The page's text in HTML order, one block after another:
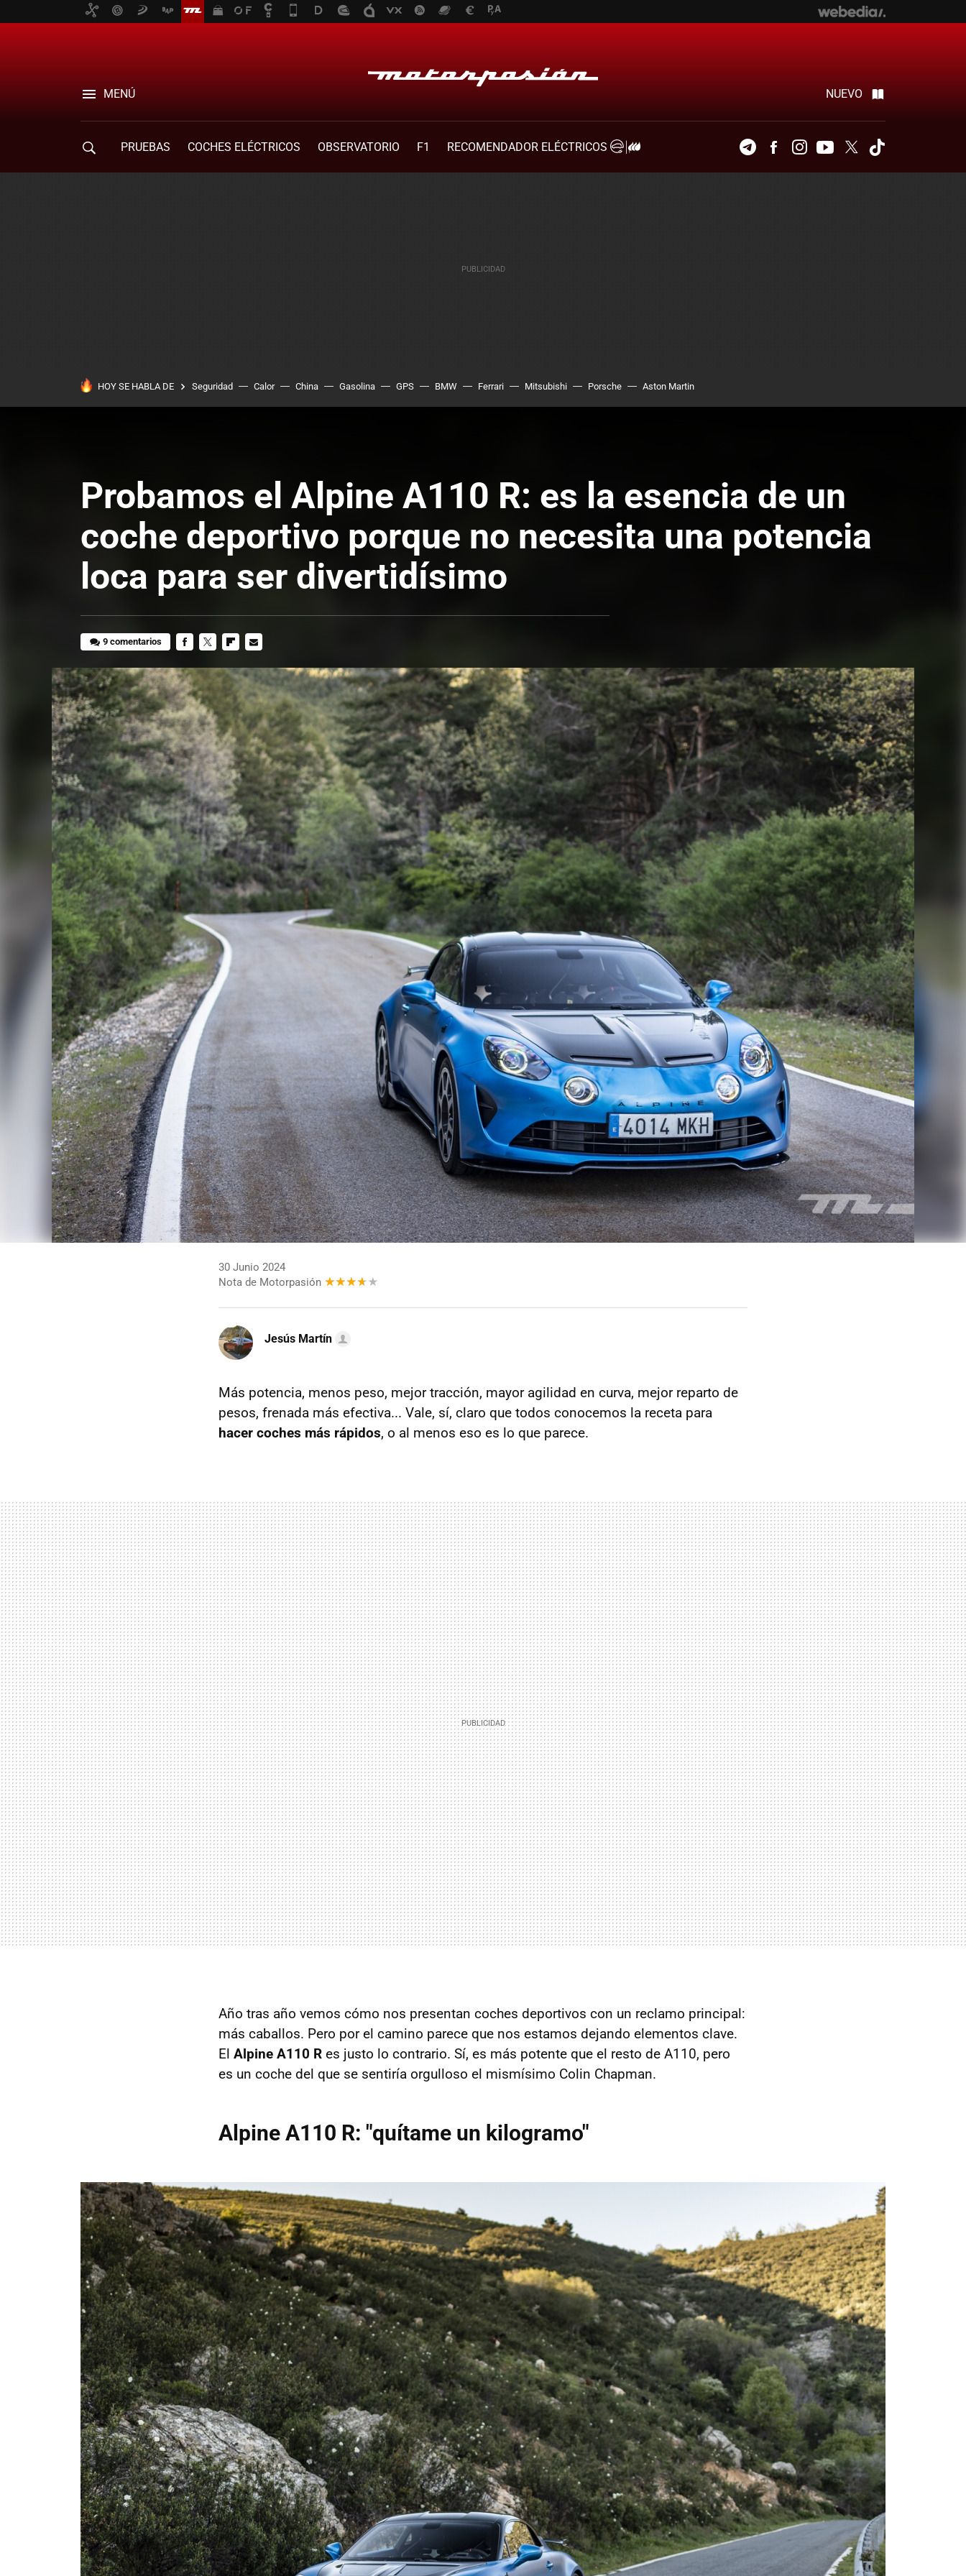
MENÚ NUEVO
PRUEBAS COCHES ELÉCTRICOS OBSERVATORIO F1
RECOMENDADOR ELÉCTRICOS
TelegramFacebookInstagramYoutubeTwitter
HOY SE HABLA DE Seguridad Calor China Gasolina GPS BMW Ferrari Mitsubishi Porsche Aston Martin
Probamos el Alpine A110 R: es la esencia de un
coche deportivo porque no necesita una potencia
loca para ser divertidísimo
9 comentarios
MAIL
30 Junio 2024
Nota de Motorpasión
Jesús Martín
Más potencia, menos peso, mejor tracción, mayor agilidad en curva, mejor reparto de
pesos, frenada más efectiva... Vale, sí, claro que todos conocemos la receta para
hacer coches más rápidos, o al menos eso es lo que parece.
Año tras año vemos cómo nos presentan coches deportivos con un reclamo principal:
más caballos. Pero por el camino parece que nos estamos dejando elementos clave.
El Alpine A110 R es justo lo contrario. Sí, es más potente que el resto de A110, pero
es un coche del que se sentiría orgulloso el mismísimo Colin Chapman.
Alpine A110 R: "quítame un kilogramo"